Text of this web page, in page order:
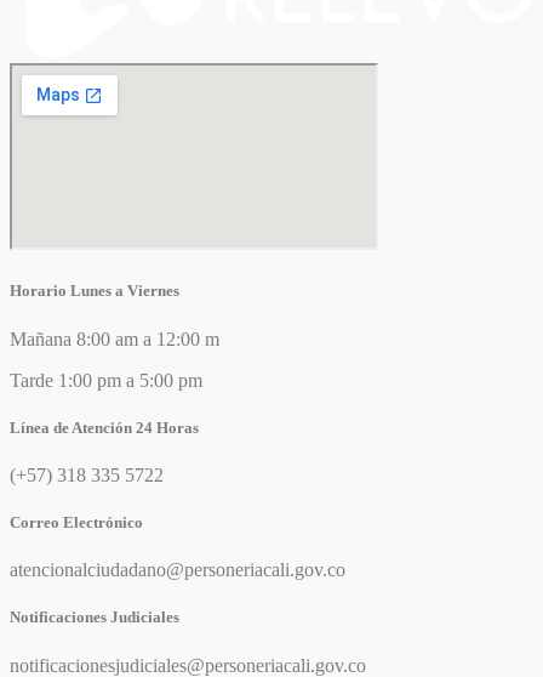
Horario Lunes a Viernes
Mañana 8:00 am a 12:00 m
Tarde 1:00 pm a 5:00 pm
Línea de Atención 24 Horas
(+57) 318 335 5722
Correo Electrónico
atencionalciudadano@personeriacali.gov.co
Notificaciones Judiciales
notificacionesjudiciales@personeriacali.gov.co